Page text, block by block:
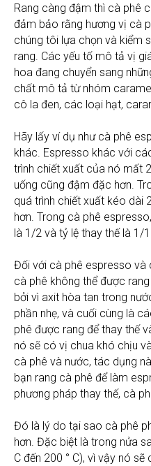
Rang càng đậm thì cà phê
đảm bảo rằng hương vị cà
chúng tôi lựa chọn và kiểm
rang. Các yếu tố mô tả vị
hoa đang chuyển sang
chất mô tả từ nhóm
cô la đen, các loại hạt,
Hãy lấy ví dụ như cà phê
khác. Espresso khác với
trình chiết xuất của nó mất
uống cũng đậm đặc hơn.
quá trình chiết xuất kéo dài
hơn. Trong cà phê
là 1/2 và tỷ lệ thay thế là 1/
Đối với cà phê espresso và
cà phê không thể được
bởi vì axit hòa tan trong
phần nhẹ, và cuối cùng là
phê được rang để thay thế
nó sẽ có vị chua khó chịu
cà phê và nước, tác dụng
bạn rang cà phê để làm
phương pháp thay thế, cà
Đó là lý do tại sao cà phê
hơn. Đặc biệt là trong nửa
C đến 200 ° C), vì vậy nó